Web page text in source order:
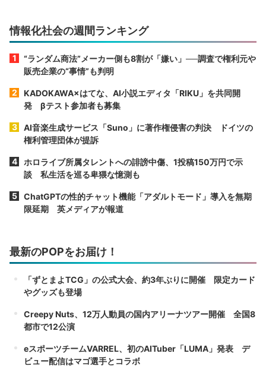
情報化社会の週間ランキング
“ランダム商法”メーカー側も8割が「嫌い」──調査で権利元や
販売企業の“事情”も判明
KADOKAWA×はてな、AI小説エディタ「RIKU」を共同開
発 βテスト参加者も募集
AI音楽生成サービス「Suno」に著作権侵害の判決 ドイツの
権利管理団体が提訴
ホロライブ所属タレントへの誹謗中傷、1投稿150万円で示
談 私生活を巡る卑猥な憶測も
ChatGPTの性的チャット機能「アダルトモード」導入を無期
限延期 英メディアが報道
最新のPOPをお届け！
「ずとまよTCG」の公式大会、約3年ぶりに開催 限定カード
やグッズも登場
Creepy Nuts、12万人動員の国内アリーナツアー開催 全国8
都市で12公演
eスポーツチームVARREL、初のAITuber「LUMA」発表 デ
ビュー配信はマゴ選手とコラボ